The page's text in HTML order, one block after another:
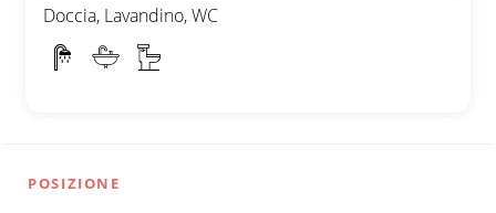
Doccia, Lavandino, WC
POSIZIONE